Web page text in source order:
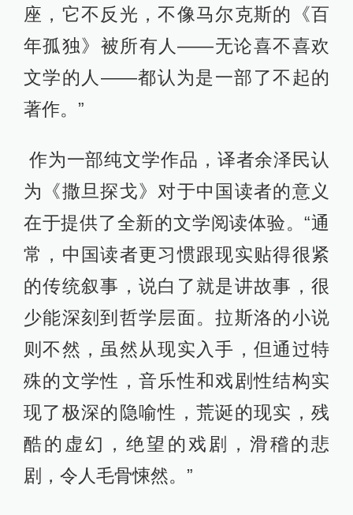
座，它不反光，不像马尔克斯的《百
年孤独》被所有人——无论喜不喜欢
文学的人——都认为是一部了不起的
著作。”
作为一部纯文学作品，译者余泽民认
为《撒旦探戈》对于中国读者的意义
在于提供了全新的文学阅读体验。“通
常，中国读者更习惯跟现实贴得很紧
的传统叙事，说白了就是讲故事，很
少能深刻到哲学层面。拉斯洛的小说
则不然，虽然从现实入手，但通过特
殊的文学性，音乐性和戏剧性结构实
现了极深的隐喻性，荒诞的现实，残
酷的虚幻，绝望的戏剧，滑稽的悲
剧，令人毛骨悚然。”